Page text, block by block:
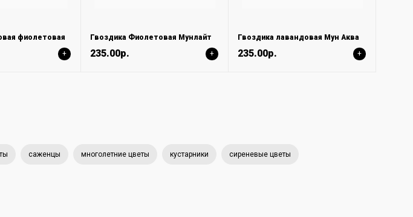
фиолетовая
+
Гвоздика Фиолетовая Мунлайт
235.00р. +
Гвоздика лавандовая Мун Аква
235.00р. +
саженцы многолетние цветы кустарники сиреневые цветы